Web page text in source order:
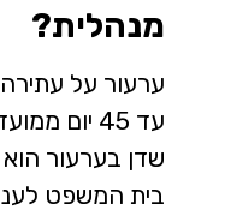
מנהלית?
ערעור על
עד 45
שדן בערעור
בית המשפט